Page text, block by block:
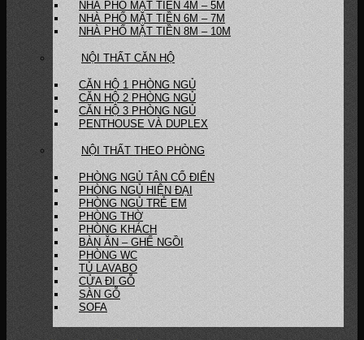
NHÀ PHỐ MẶT TIỀN 4M – 5M
NHÀ PHỐ MẶT TIỀN 6M – 7M
NHÀ PHỐ MẶT TIỀN 8M – 10M
NỘI THẤT CĂN HỘ
CĂN HỘ 1 PHÒNG NGỦ
CĂN HỘ 2 PHÒNG NGỦ
CĂN HỘ 3 PHÒNG NGỦ
PENTHOUSE VÀ DUPLEX
NỘI THẤT THEO PHÒNG
PHÒNG NGỦ TÂN CỔ ĐIỂN
PHÒNG NGỦ HIỆN ĐẠI
PHÒNG NGỦ TRẺ EM
PHÒNG THỜ
PHÒNG KHÁCH
BÀN ĂN – GHẾ NGỒI
PHÒNG WC
TỦ LAVABO
CỬA ĐI GỖ
SÀN GỖ
SOFA